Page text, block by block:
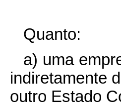
Quanto:
a) uma
indiretamente
outro Estado